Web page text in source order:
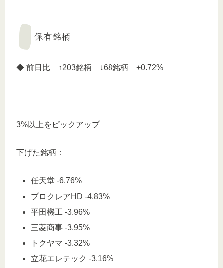
保有銘柄
◆ 前日比 ↑203銘柄 ↓68銘柄 +0.72%
3%以上をピックアップ
下げた銘柄：
任天堂 -6.76%
プロクレアHD -4.83%
平田機工 -3.96%
三菱商事 -3.95%
トクヤマ -3.32%
立花エレテック -3.16%